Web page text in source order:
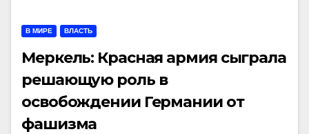
В МИРЕ ВЛАСТЬ
Меркель: Красная армия сыграла
решающую роль в
освобождении Германии от
фашизма